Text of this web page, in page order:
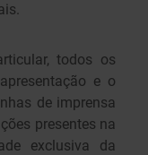
todos os
e o
de imprensa
presentes na
exclusiva da